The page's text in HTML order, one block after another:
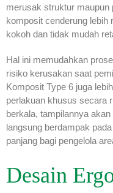
merusak struktur maupun
komposit cenderung lebih
kokoh dan tidak mudah
Hal ini memudahkan
risiko kerusakan saat
Komposit Type 6 juga
perlakuan khusus secara
berkala, tampilannya
langsung berdampak
panjang bagi pengelola
Desain